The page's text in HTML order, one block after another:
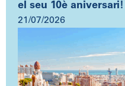
el seu 10è aniversari!
21/07/2026